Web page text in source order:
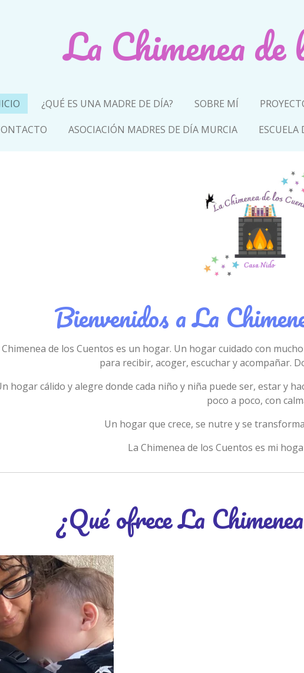
La Chimenea de
¿QUÉ ES UNA MADRE DE DÍA? SOBRE MÍ
ASOCIACIÓN MADRES DE DÍA MURCIA ESCUELA
Bienvenidos a La
Chimenea de los Cuentos es un hogar. Un hogar cuidado con
para recibir, acoger, escuchar y acompañar.
hogar cálido y alegre donde cada niño y niña puede ser, estar y
poco a poco, con
Un hogar que crece, se nutre y se
La Chimenea de los Cuentos es mi
¿Qué ofrece La